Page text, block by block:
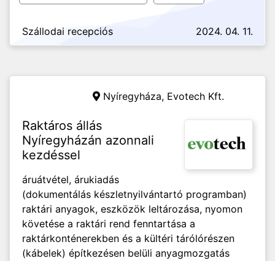
Szállodai recepciós 2024. 04. 11.
Nyíregyháza, Evotech Kft.
Raktáros állás
Nyíregyházán azonnali
kezdéssel
áruátvétel, árukiadás
(dokumentálás készletnyilvántartó programban)
raktári anyagok, eszközök leltározása, nyomon
követése a raktári rend fenntartása a
raktárkonténerekben és a kültéri tárólórészen
(kábelek) építkezésen belüli anyagmozgatás